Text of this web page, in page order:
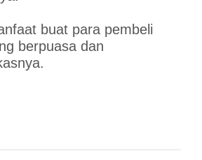
buat para pembeli
berpuasa dan